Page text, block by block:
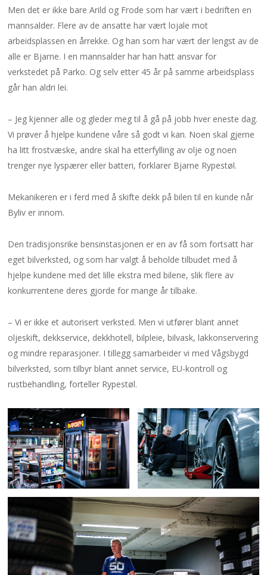
Men det er ikke bare Arild og Frode som har vært i bedriften en
mannsalder. Flere av de ansatte har vært lojale mot
arbeidsplassen en årrekke. Og han som har vært der lengst av de
alle er Bjarne. I en mannsalder har han hatt ansvar for
verkstedet på Parko. Og selv etter 45 år på samme arbeidsplass
går han aldri lei.
– Jeg kjenner alle og gleder meg til å gå på jobb hver eneste dag.
Vi prøver å hjelpe kundene våre så godt vi kan. Noen skal gjerne
ha litt frostvæske, andre skal ha etterfylling av olje og noen
trenger nye lyspærer eller batteri, forklarer Bjarne Rypestøl.
Mekanikeren er i ferd med å skifte dekk på bilen til en kunde når
Byliv er innom.
Den tradisjonsrike bensinstasjonen er en av få som fortsatt har
eget bilverksted, og som har valgt å beholde tilbudet med å
hjelpe kundene med det lille ekstra med bilene, slik flere av
konkurrentene deres gjorde for mange år tilbake.
– Vi er ikke et autorisert verksted. Men vi utfører blant annet
oljeskift, dekkservice, dekkhotell, bilpleie, bilvask, lakkonservering
og mindre reparasjoner. I tillegg samarbeider vi med Vågsbygd
bilverksted, som tilbyr blant annet service, EU-kontroll og
rustbehandling, forteller Rypestøl.